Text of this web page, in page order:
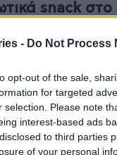
- Do Not Process
opt-out of the sale,
for targeted
selection. Please note
interest-based ads
to third parties
of your personal
snack
στο χώρο
καθημερινότητα είναι για
Ημέρα